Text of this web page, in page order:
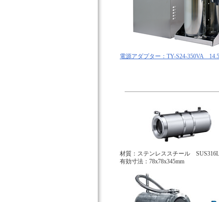
電源アダプター：TY-S24-350VA
材質：ステンレススチール SUS316L
有効寸法：78x78x345mm